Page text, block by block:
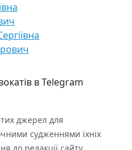
в Telegram
джерел для
судженнями їхніх